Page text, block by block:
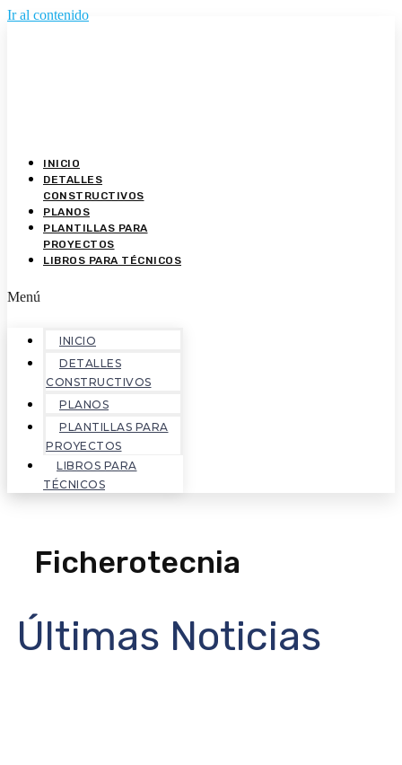
Ir al contenido
INICIO
DETALLES
CONSTRUCTIVOS
PLANOS
PLANTILLAS PARA
PROYECTOS
LIBROS PARA TÉCNICOS
Menú
INICIO
DETALLES
CONSTRUCTIVOS
PLANOS
PLANTILLAS PARA
PROYECTOS
LIBROS PARA
TÉCNICOS
Ficherotecnia
Últimas Noticias